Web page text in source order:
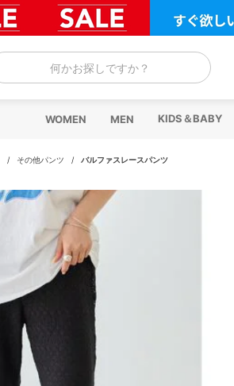
何かお探しですか？
WOMEN MEN KIDS＆BABY
/ その他パンツ / バルファスレースパンツ